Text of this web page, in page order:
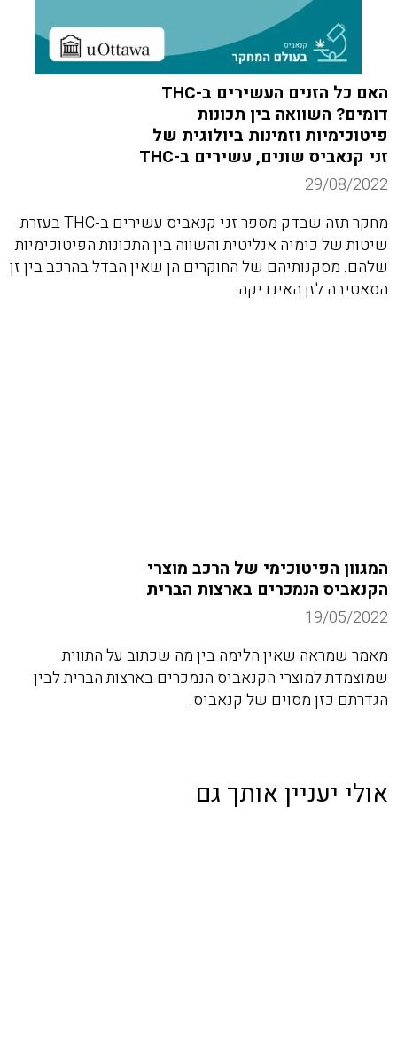
האם כל הזנים העשירים ב-THC
דומים? השוואה בין תכונות
פיטוכימיות וזמינות ביולוגית של
זני קנאביס שונים, עשירים ב-THC
29/08/2022
מחקר תזה שבדק מספר זני קנאביס עשירים ב-THC בעזרת
שיטות של כימיה אנליטית והשווה בין התכונות הפיטוכימיות
שלהם. מסקנותיהם של החוקרים הן שאין הבדל בהרכב בין זן
הסאטיבה לזן האינדיקה.
המגוון הפיטוכימי של הרכב מוצרי
הקנאביס הנמכרים בארצות הברית
19/05/2022
מאמר שמראה שאין הלימה בין מה שכתוב על התווית
שמוצמדת למוצרי הקנאביס הנמכרים בארצות הברית לבין
הגדרתם כזן מסוים של קנאביס.
אולי יעניין אותך גם